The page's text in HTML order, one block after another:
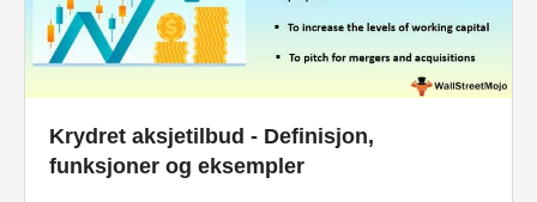
Krydret aksjetilbud - Definisjon,
funksjoner og eksempler